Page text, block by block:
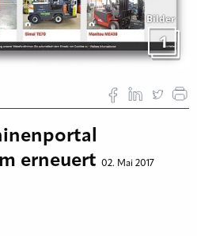
Bilder
1
erneuert 02. Mai 2017